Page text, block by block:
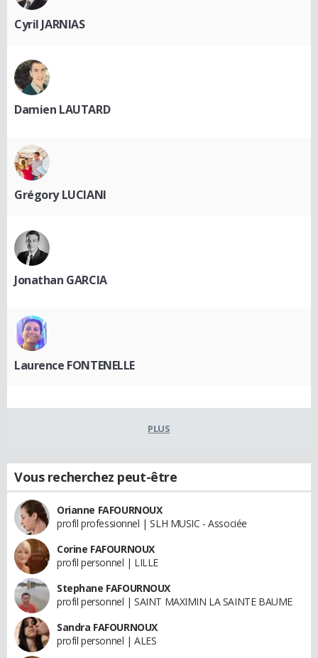
Cyril JARNIAS
Damien LAUTARD
Grégory LUCIANI
Jonathan GARCIA
Laurence FONTENELLE
PLUS
Vous recherchez peut-être
Orianne FAFOURNOUX
profil professionnel | SLH MUSIC - Associée
Corine FAFOURNOUX
profil personnel | LILLE
Stephane FAFOURNOUX
profil personnel | SAINT MAXIMIN LA SAINTE BAUME
Sandra FAFOURNOUX
profil personnel | ALES